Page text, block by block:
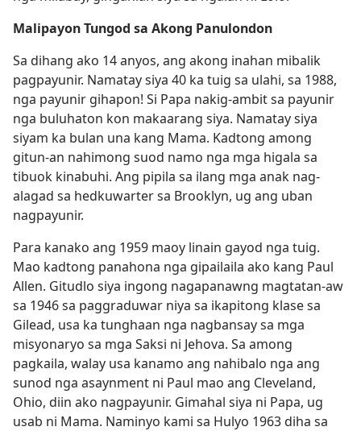
Malipayon Tungod sa Akong Panulondon
Sa dihang ako 14 anyos, ang akong inahan mibalik
pagpayunir. Namatay siya 40 ka tuig sa ulahi, sa 1988,
nga payunir gihapon! Si Papa nakig-ambit sa payunir
nga buluhaton kon makaarang siya. Namatay siya
siyam ka bulan una kang Mama. Kadtong among
gitun-an nahimong suod namo nga mga higala sa
tibuok kinabuhi. Ang pipila sa ilang mga anak nag-
alagad sa hedkuwarter sa Brooklyn, ug ang uban
nagpayunir.
Para kanako ang 1959 maoy linain gayod nga tuig.
Mao kadtong panahona nga gipailaila ako kang Paul
Allen. Gitudlo siya ingong nagapanawng magtatan-aw
sa 1946 sa paggraduwar niya sa ikapitong klase sa
Gilead, usa ka tunghaan nga nagbansay sa mga
misyonaryo sa mga Saksi ni Jehova. Sa among
pagkaila, walay usa kanamo ang nahibalo nga ang
sunod nga asaynment ni Paul mao ang Cleveland,
Ohio, diin ako nagpayunir. Gimahal siya ni Papa, ug
usab ni Mama. Naminyo kami sa Hulyo 1963 diha sa